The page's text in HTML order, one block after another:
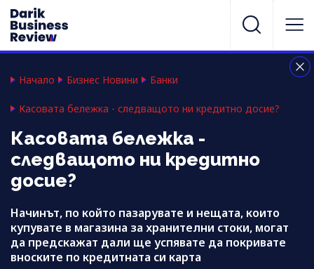
Начало Бизнес Новини Банки
Касовата бележка - следващото ни кредитно досие?
Касовата бележка -
следващото ни кредитно
досие?
Начинът, по който пазарувате и нещата, които
купувате в магазина за хранителни стоки, могат
да предскажат дали ще успявате да покривате
вноските по кредитната си карта